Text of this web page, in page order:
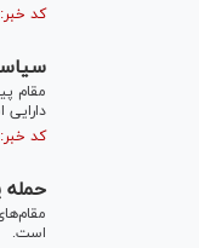
کد خبر: ۴۸۹۳۴۹۶ تاریخ انتشار : ۱۴۰۵/۰۲/۰۲
مقام
دارایی
کد خبر: ۴۸۹۳۰۹۲ تاریخ انتشار : ۱۴۰۵/۰۱/۳۱
حمله
است.